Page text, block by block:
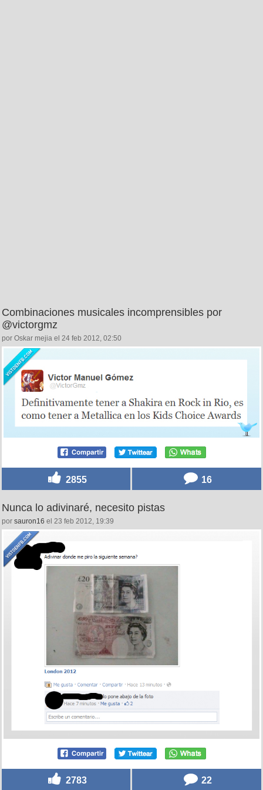
Combinaciones musicales incomprensibles por
@victorgmz
por Oskar mejia el 24 feb 2012, 02:50
2855 16
Nunca lo adivinaré, necesito pistas
por sauron16 el 23 feb 2012, 19:39
2783 22